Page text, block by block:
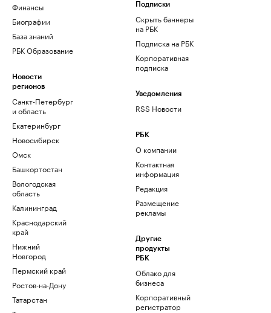
Финансы
Биографии
База знаний
РБК Образование
Новости
регионов
Санкт-Петербург
и область
Екатеринбург
Новосибирск
Омск
Башкортостан
Вологодская
область
Калининград
Краснодарский
край
Нижний
Новгород
Пермский край
Ростов-на-Дону
Татарстан
Подписки
Скрыть баннеры
на РБК
Подписка на РБК
Корпоративная
подписка
Уведомления
RSS Новости
РБК
О компании
Контактная
информация
Редакция
Размещение
рекламы
Другие
продукты
РБК
Облако для
бизнеса
Корпоративный
регистратор